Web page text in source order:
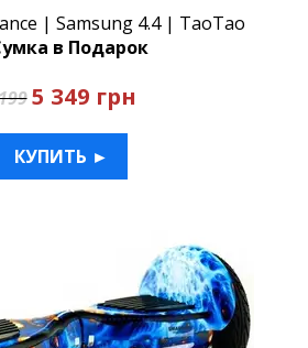
| Samsung 4.4 | TaoTao
в Подарок
5 349 грн
КУПИТЬ ►